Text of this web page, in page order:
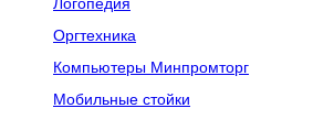
Оргтехника
Компьютеры Минпромторг
Мобильные стойки